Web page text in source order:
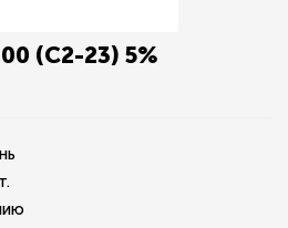
(С2-23) 5%